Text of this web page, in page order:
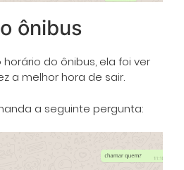
ônibus
do ônibus, ela foi ver
a melhor hora de sair.
a seguinte pergunta: